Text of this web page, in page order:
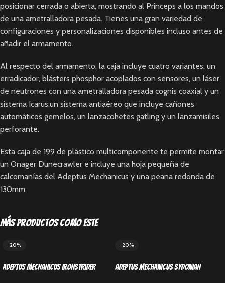
posicionar cerrada o abierta, mostrando al Princeps a los mandos
de una ametralladora pesada. Tienes una gran variedad de
configuraciones y personalizaciones disponibles incluso antes de
añadir el armamento.
Al respecto del armamento, la caja incluye cuatro variantes: un
erradicador, blásters phosphor acoplados con sensores, un láser
de neutrones con una ametralladora pesada cognis coaxial y un
sistema Icarus:un sistema antiaéreo que incluye cañones
automáticos gemelos, un lanzacohetes gatling y un lanzamisiles
perforante.
Esta caja de 199 de plástico multicomponente te permite montar
un Onager Dunecrawler e incluye una hoja pequeña de
calcomanías del Adeptus Mechanicus y una peana redonda de
130mm.
Más productos como este
-20%
Adeptus Mechanicus Ironstrider
-20%
Adeptus Mechanicus Sydonian